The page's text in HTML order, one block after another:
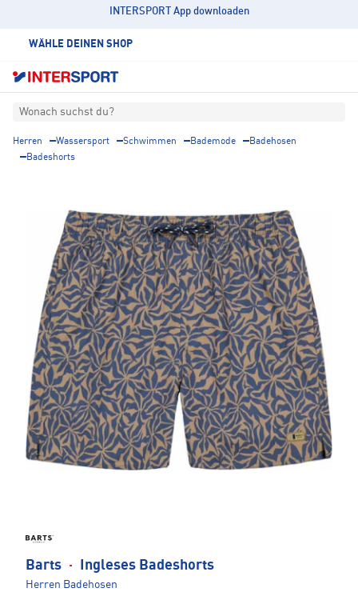
INTERSPORT App downloaden
WÄHLE DEINEN SHOP
Wonach suchst du?
Herren Wassersport Schwimmen Bademode
Badehosen
Badeshorts
Barts · Ingleses Badeshorts
Herren Badehosen